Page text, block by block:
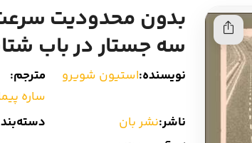
ادبیات ایتالیا
ادبیات روسیه
بدون محدودیت
سه جستار در باب
نویسنده:استیون شویرو
مترجم:
ساره
ناشر:نشر بان